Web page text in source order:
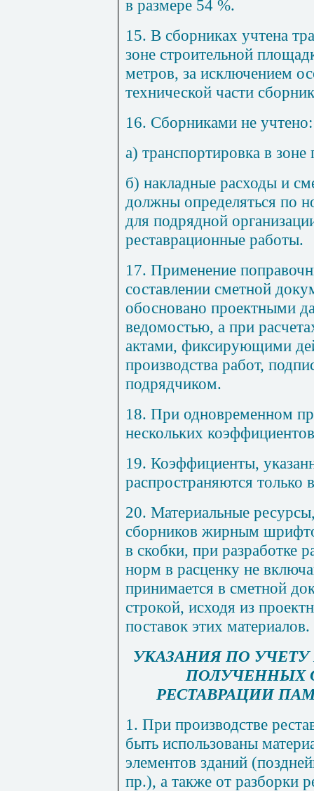
в размере 54 %.
15. В сборниках учтена
зоне строительной
метров, за исключением
технической части
16. Сборниками не учтено:
а) транспортировка в
б) накладные расходы и
должны определяться по
для подрядной
реставрационные работы.
17. Применение
составлении сметной
обосновано проектными
ведомостью, а при
актами, фиксирующими
производства работ,
подрядчиком.
18. При одновременном
нескольких
19. Коэффициенты,
распространяются только
20. Материальные
сборников жирным
в скобки, при разработке
норм в расценку не
принимается в сметной
строкой, исходя из
поставок этих материалов.
УКАЗАНИЯ ПО УЧЕТУ
ПОЛУЧЕННЫХ
РЕСТАВРАЦИИ
1. При производстве
быть использованы
элементов зданий
пр.), а также от разборки